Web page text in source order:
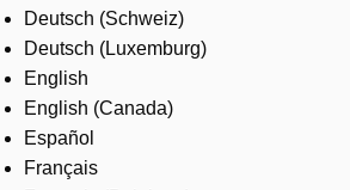
Where to buy
Contact us
Careers
Deutsch (Schweiz)
Deutsch (Luxemburg)
English
English (Canada)
Español
Français